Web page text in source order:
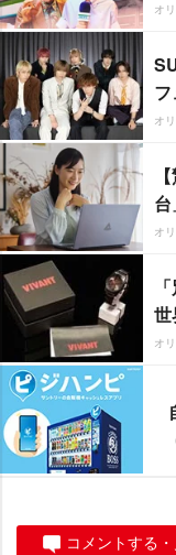
オ
オ
オ
世
オ
コメントする